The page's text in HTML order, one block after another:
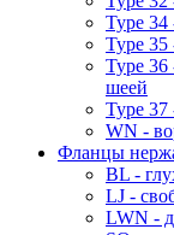
Type 34
Type 35
Type 36
шеей
Type 37
WN -
Фланцы
BL -
LJ -
LWN -